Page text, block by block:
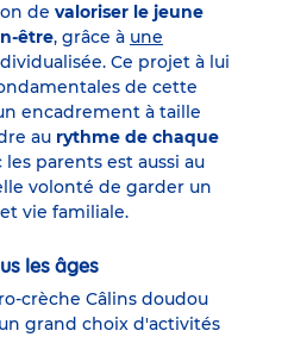
de valoriser le jeune
être, grâce à une
Ce projet à lui
de cette
encadrement à taille
au rythme de chaque
parents est aussi au
volonté de garder un
vie familiale.
les âges
crèche Câlins doudou
grand choix d'activités